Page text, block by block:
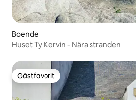
Boende
Huset Ty Kervin - Nära stranden
Gästfavorit
Gästfavorit